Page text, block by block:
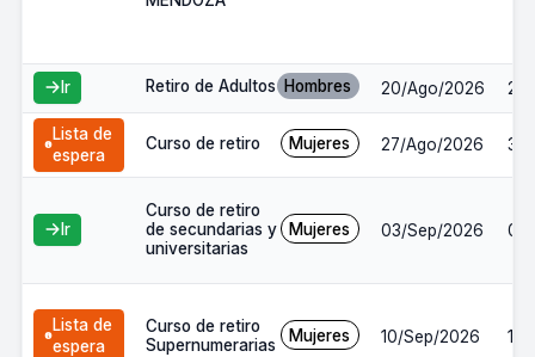
Ir Retiro de Adultos Hombres 20/Ago/2026
Lista de
espera
Curso de retiro Mujeres 27/Ago/2026
Ir
Curso de retiro
de secundarias y
universitarias
Mujeres 03/Sep/2026
Lista de
espera
Curso de retiro
Supernumerarias
Mujeres 10/Sep/2026 13/